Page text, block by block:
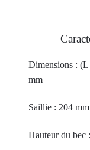
Dimensions :
mm
Saillie : 204 mm
Hauteur du bec